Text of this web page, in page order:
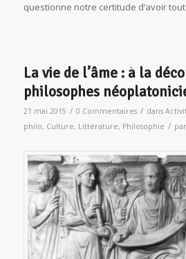
questionne notre certitude d’avoir
La vie de l’âme : à la
philosophes
21 mai 2015 / 0 Commentaires / dans
philo, Culture, Littérature, Philosophie / par